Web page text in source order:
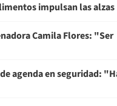
impulsan las alzas
Camila Flores: "Ser
agenda en seguridad: